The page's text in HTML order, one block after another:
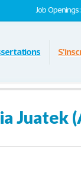
Job Openings:
Juatek